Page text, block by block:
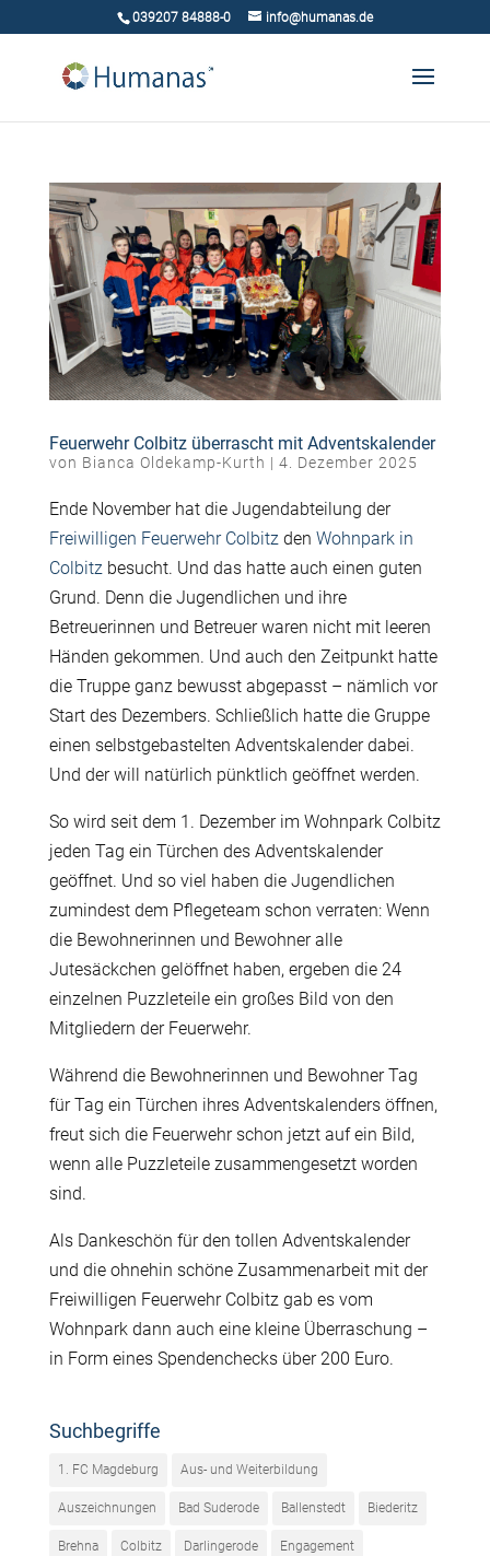
039207 84888-0 info@humanas.de
Feuerwehr Colbitz überrascht mit Adventskalender
von Bianca Oldekamp-Kurth | 4. Dezember 2025
Ende November hat die Jugendabteilung der
Freiwilligen Feuerwehr Colbitzden Wohnpark in
Colbitzbesucht. Und das hatte auch einen guten
Grund. Denn die Jugendlichen und ihre
Betreuerinnen und Betreuer waren nicht mit leeren
Händen gekommen. Und auch den Zeitpunkt hatte
die Truppe ganz bewusst abgepasst – nämlich vor
Start des Dezembers. Schließlich hatte die Gruppe
einen selbstgebastelten Adventskalender dabei.
Und der will natürlich pünktlich geöffnet werden.
So wird seit dem 1. Dezember im Wohnpark Colbitz
jeden Tag ein Türchen des Adventskalender
geöffnet. Und so viel haben die Jugendlichen
zumindest dem Pflegeteam schon verraten: Wenn
die Bewohnerinnen und Bewohner alle
Jutesäckchen gelöffnet haben, ergeben die 24
einzelnen Puzzleteile ein großes Bild von den
Mitgliedern der Feuerwehr.
Während die Bewohnerinnen und Bewohner Tag
für Tag ein Türchen ihres Adventskalenders öffnen,
freut sich die Feuerwehr schon jetzt auf ein Bild,
wenn alle Puzzleteile zusammengesetzt worden
sind.
Als Dankeschön für den tollen Adventskalender
und die ohnehin schöne Zusammenarbeit mit der
Freiwilligen Feuerwehr Colbitz gab es vom
Wohnpark dann auch eine kleine Überraschung –
in Form eines Spendenchecks über 200 Euro.
Suchbegriffe
1. FC Magdeburg Aus- und Weiterbildung
Auszeichnungen Bad Suderode Ballenstedt Biederitz
Brehna Colbitz Darlingerode Engagement